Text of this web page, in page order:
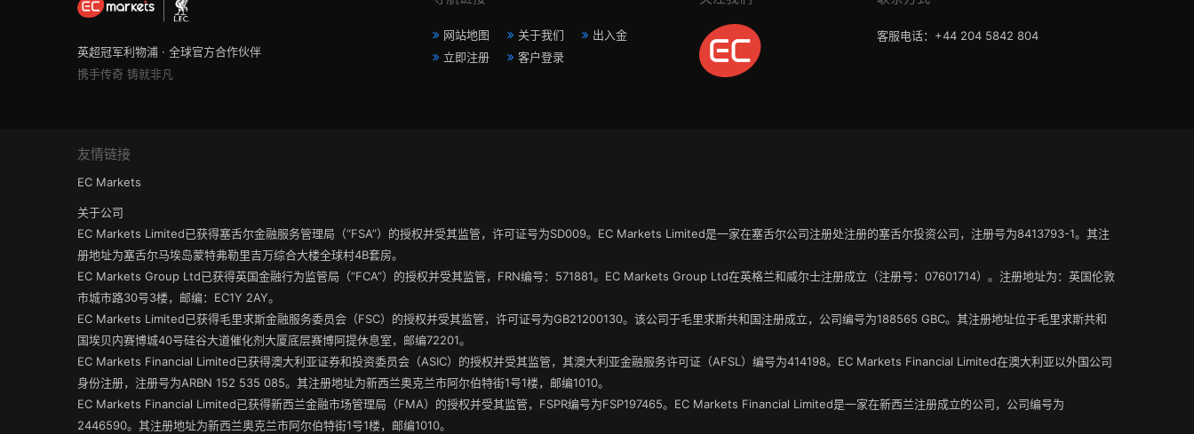
英超冠军利物浦 · 全球官方合作伙伴
携手传奇 铸就非凡
网站地图 关于我们
出入金
立即注册
客户登录
客服电话：+44 204 5842 804
友情链接
EC Markets
关于公司
EC Markets Limited已获得塞舌尔金融服务管理局（“FSA”）的授权并受其监管，许可证号为SD009。EC Markets Limited是一家在塞舌尔公司注册处注册的塞舌尔投资公司，注册号为8413793-1。其注
册地址为塞舌尔马埃岛蒙特弗勒里吉万综合大楼全球村4B套房。
EC Markets Group Ltd已获得英国金融行为监管局（“FCA”）的授权并受其监管，FRN编号：571881。EC Markets Group Ltd在英格兰和威尔士注册成立（注册号：07601714）。注册地址为：英国伦敦
市城市路30号3楼，邮编：EC1Y 2AY。
EC Markets Limited已获得毛里求斯金融服务委员会（FSC）的授权并受其监管，许可证号为GB21200130。该公司于毛里求斯共和国注册成立，公司编号为188565 GBC。其注册地址位于毛里求斯共和
国埃贝内赛博城40号硅谷大道催化剂大厦底层赛博阿提休息室，邮编72201。
EC Markets Financial Limited已获得澳大利亚证券和投资委员会（ASIC）的授权并受其监管，其澳大利亚金融服务许可证（AFSL）编号为414198。EC Markets Financial Limited在澳大利亚以外国公司
身份注册，注册号为ARBN 152 535 085。其注册地址为新西兰奥克兰市阿尔伯特街1号1楼，邮编1010。
EC Markets Financial Limited已获得新西兰金融市场管理局（FMA）的授权并受其监管，FSPR编号为FSP197465。EC Markets Financial Limited是一家在新西兰注册成立的公司，公司编号为
2446590。其注册地址为新西兰奥克兰市阿尔伯特街1号1楼，邮编1010。